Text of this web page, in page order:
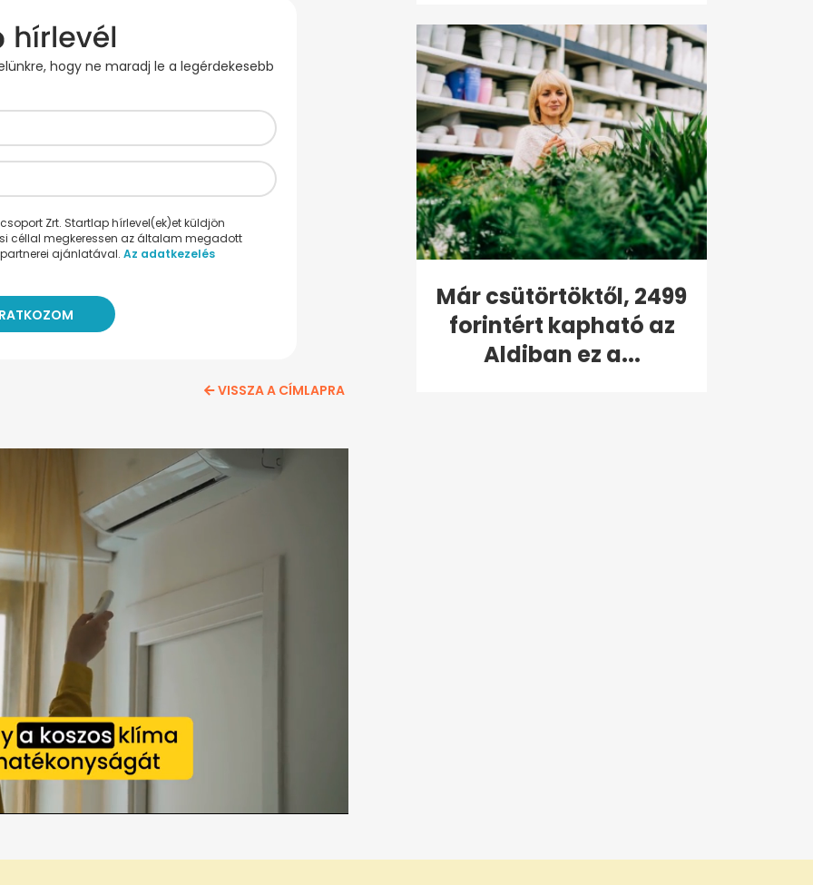
hogy ne maradj le a legérdekesebb
Zrt. Startlap hírlevel(ek)et küldjön
céllal megkeressen az általam megadott
ajánlatával. Az adatkezelés
VISSZA A CÍMLAPRA
Már csütörtöktől, 2499
forintért kapható az
Aldiban ez a...